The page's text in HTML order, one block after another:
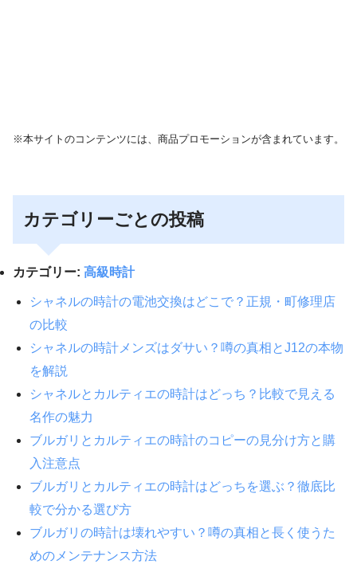
※本サイトのコンテンツには、商品プロモーションが含まれています。
カテゴリーごとの投稿
カテゴリー: 高級時計
シャネルの時計の電池交換はどこで？正規・町修理店
の比較
シャネルの時計メンズはダサい？噂の真相とJ12の本物
を解説
シャネルとカルティエの時計はどっち？比較で見える
名作の魅力
ブルガリとカルティエの時計のコピーの見分け方と購
入注意点
ブルガリとカルティエの時計はどっちを選ぶ？徹底比
較で分かる選び方
ブルガリの時計は壊れやすい？噂の真相と長く使うた
めのメンテナンス方法